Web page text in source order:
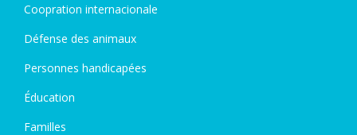
Coopration internacionale
Défense des animaux
Personnes handicapées
Éducation
Familles